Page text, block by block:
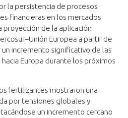
la persistencia de procesos
financieras en los mercados
de la aplicación
Europea a partir de
incremento significativo de las
Europa durante los próximos
fertilizantes mostraron una
por tensiones globales y
un incremento cercano